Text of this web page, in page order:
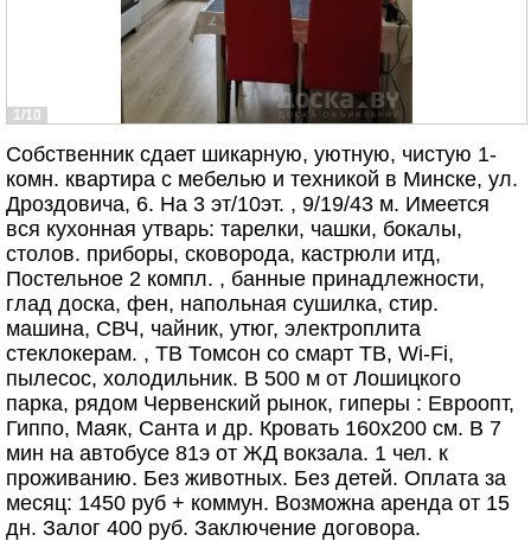
1/10
Собственник сдает шикарную, уютную, чистую 1-
комн. квартира с мебелью и техникой в Минске, ул.
Дроздовича, 6. На 3 эт/10эт. , 9/19/43 м. Имеется
вся кухонная утварь: тарелки, чашки, бокалы,
столов. приборы, сковорода, кастрюли итд,
Постельное 2 компл. , банные принадлежности,
глад доска, фен, напольная сушилка, стир.
машина, СВЧ, чайник, утюг, электроплита
стеклокерам. , ТВ Томсон со смарт ТВ, Wi-Fi,
пылесос, холодильник. В 500 м от Лошицкого
парка, рядом Червенский рынок, гиперы : Евроопт,
Гиппо, Маяк, Санта и др. Кровать 160х200 см. В 7
мин на автобусе 81э от ЖД вокзала. 1 чел. к
проживанию. Без животных. Без детей. Оплата за
месяц: 1450 руб + коммун. Возможна аренда от 15
дн. Залог 400 руб. Заключение договора.